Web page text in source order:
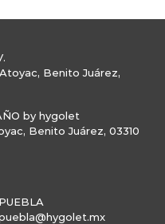
Benito Juárez,
by hygolet
Benito Juárez, 03310
PUEBLA